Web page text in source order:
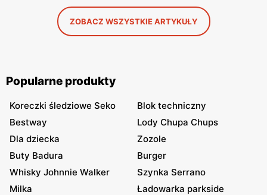
ZOBACZ WSZYSTKIE ARTYKUŁY
Popularne produkty
Koreczki śledziowe Seko
Blok techniczny
Bestway
Lody Chupa Chups
Dla dziecka
Zozole
Buty Badura
Burger
Whisky Johnnie Walker
Szynka Serrano
Milka
Ładowarka parkside